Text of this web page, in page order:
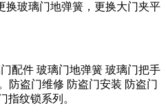
换玻璃门地弹簧，更换大门夹平
配件 玻璃门地弹簧 玻璃门把手
防盗门维修 防盗门安装 防盗门
指纹锁系列。